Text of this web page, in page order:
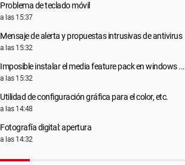
Problema de teclado móvil
a las 15:37
Mensaje de alerta y propuestas intrusivas de antivirus
a las 15:32
Imposible instalar el media feature pack en windows ...
a las 15:32
Utilidad de configuración gráfica para el color, etc.
a las 14:48
Fotografía digital: apertura
a las 14:32